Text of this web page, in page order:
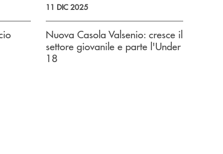
11 DIC 2025
Nuova Casola Valsenio: cresce il
settore giovanile e parte l'Under
18